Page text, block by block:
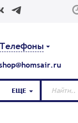
Телефоны
ЕЩЕ